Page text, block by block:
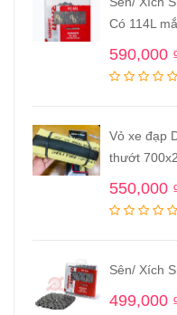
Có 114L
590,000
Vỏ xe đạp
thướt
550,000
Sên/ Xích
499,000